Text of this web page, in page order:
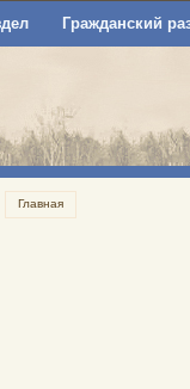
Гражданский
Главная